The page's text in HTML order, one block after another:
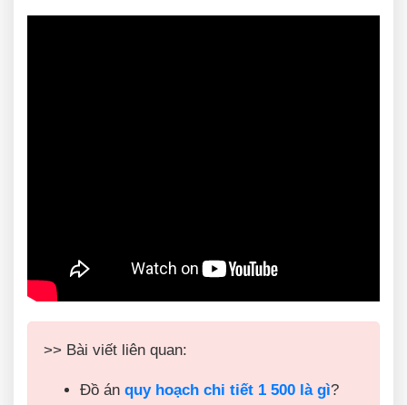
>> Bài viết liên quan:
Đồ án quy hoạch chi tiết 1 500 là gì?